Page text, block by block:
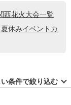
西花火大会一覧
休みイベントカ
条件で絞り込む